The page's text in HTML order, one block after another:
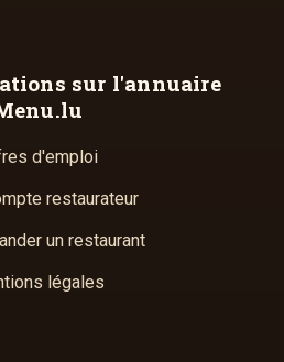
sur l'annuaire
d'emploi
restaurateur
un restaurant
légales